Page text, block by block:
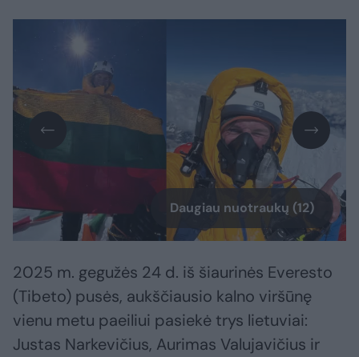
Daugiau nuotraukų (12)
2025 m. gegužės 24 d. iš šiaurinės Everesto
(Tibeto) pusės, aukščiausio kalno viršūnę
vienu metu paeiliui pasiekė trys lietuviai:
Justas Narkevičius, Aurimas Valujavičius ir